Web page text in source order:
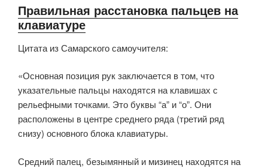
Правильная расстановка пальцев на
клавиатуре
Цитата из Самарского самоучителя:
«Основная позиция рук заключается в том, что
указательные пальцы находятся на клавишах с
рельефными точками. Это буквы “а” и “о”. Они
расположены в центре среднего ряда (третий ряд
снизу) основного блока клавиатуры.
Средний палец, безымянный и мизинец находятся на